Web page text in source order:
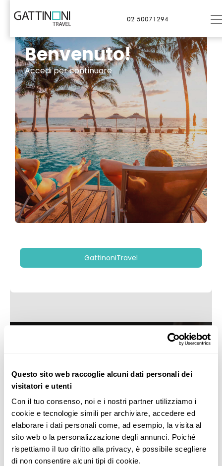
Questo sito web raccoglie alcuni dati personali dei
visitatori e utenti
Con il tuo consenso, noi e i nostri partner utilizziamo i
cookie e tecnologie simili per archiviare, accedere ed
elaborare i dati personali come, ad esempio, la visita al
sito web o la personalizzazione degli annunci. Poiché
rispettiamo il tuo diritto alla privacy, è possibile scegliere
di non consentire alcuni tipi di cookie.
02 50071294
Benvenuto!
Accedi per continuare
GattinoniTravel